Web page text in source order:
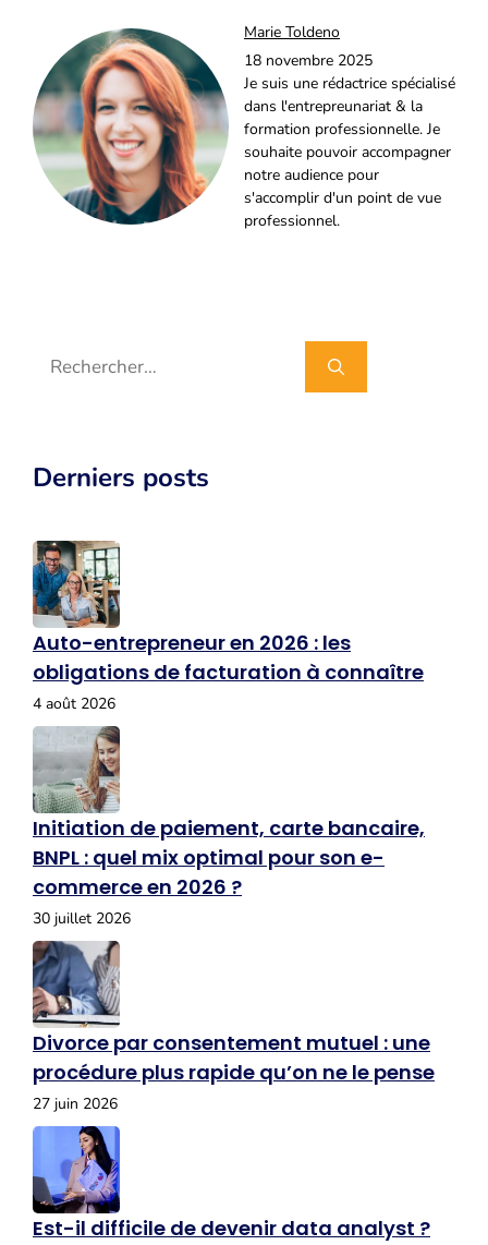
Marie Toldeno
18 novembre 2025
Je suis une rédactrice spécialisé
dans l'entrepreunariat & la
formation professionnelle. Je
souhaite pouvoir accompagner
notre audience pour
s'accomplir d'un point de vue
professionnel.
Rechercher :
Derniers posts
Auto-entrepreneur en 2026 : les
obligations de facturation à connaître
4 août 2026
Initiation de paiement, carte bancaire,
BNPL : quel mix optimal pour son e-
commerce en 2026 ?
30 juillet 2026
Divorce par consentement mutuel : une
procédure plus rapide qu’on ne le pense
27 juin 2026
Est-il difficile de devenir data analyst ?